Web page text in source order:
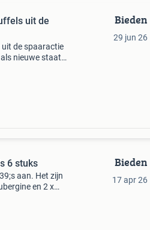
uit de
de spaaractie
nieuwe staat
Bieden
29 jun 26
Lidl mini's spaaractie knuffels 6 stuks
aan. Het zijn
en 2 x
Bieden
17 apr 26